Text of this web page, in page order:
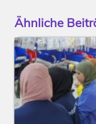
Ähnliche